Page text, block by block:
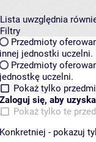
Lista uwzględnia
Filtry
Przedmioty
innej jednostki uczelni.
Przedmioty
jednostkę uczelni.
Pokaż tylko
Zaloguj się, aby
Pokaż tylko te
Konkretniej - pokazuj